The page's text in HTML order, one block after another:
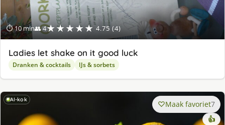
⏱ 10 min👥 4★★★★★ 4.75 (4)
Ladies let shake on it good luck
Dranken & cocktails IJs & sorbets
AI-kok Maak favoriet7
👍